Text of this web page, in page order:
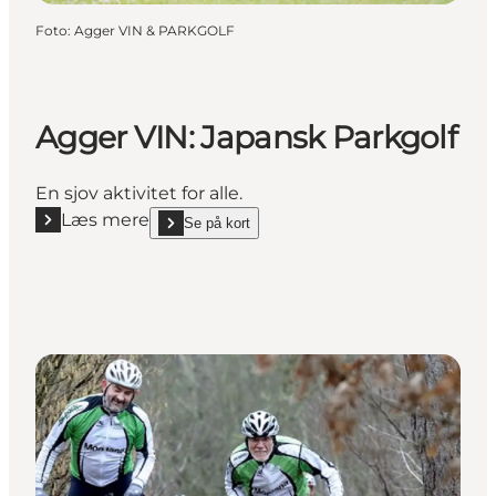
Foto: Agger VIN & PARKGOLF
Agger VIN: Japansk Parkgolf
En sjov aktivitet for alle.
Læs mere
Læs mere "Agger VIN: Japansk Parkgolf"
Se på kort
show Agger VIN: Japansk Parkgolf on_map